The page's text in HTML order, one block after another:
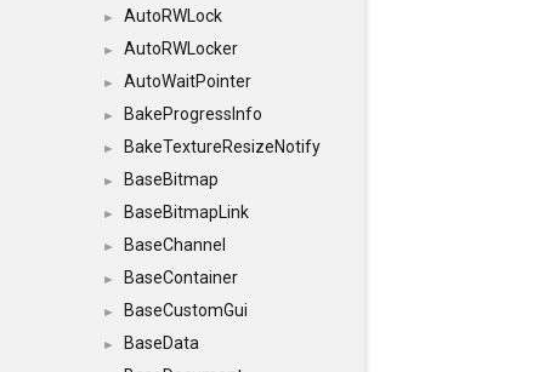
► AutoRWLock
► AutoRWLocker
► AutoWaitPointer
► BakeProgressInfo
► BakeTextureResizeNotify
► BaseBitmap
► BaseBitmapLink
► BaseChannel
► BaseContainer
► BaseCustomGui
► BaseData